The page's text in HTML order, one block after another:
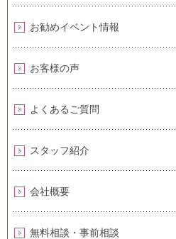
お勧めイベント情報
お客様の声
よくあるご質問
スタッフ紹介
会社概要
無料相談・事前相談